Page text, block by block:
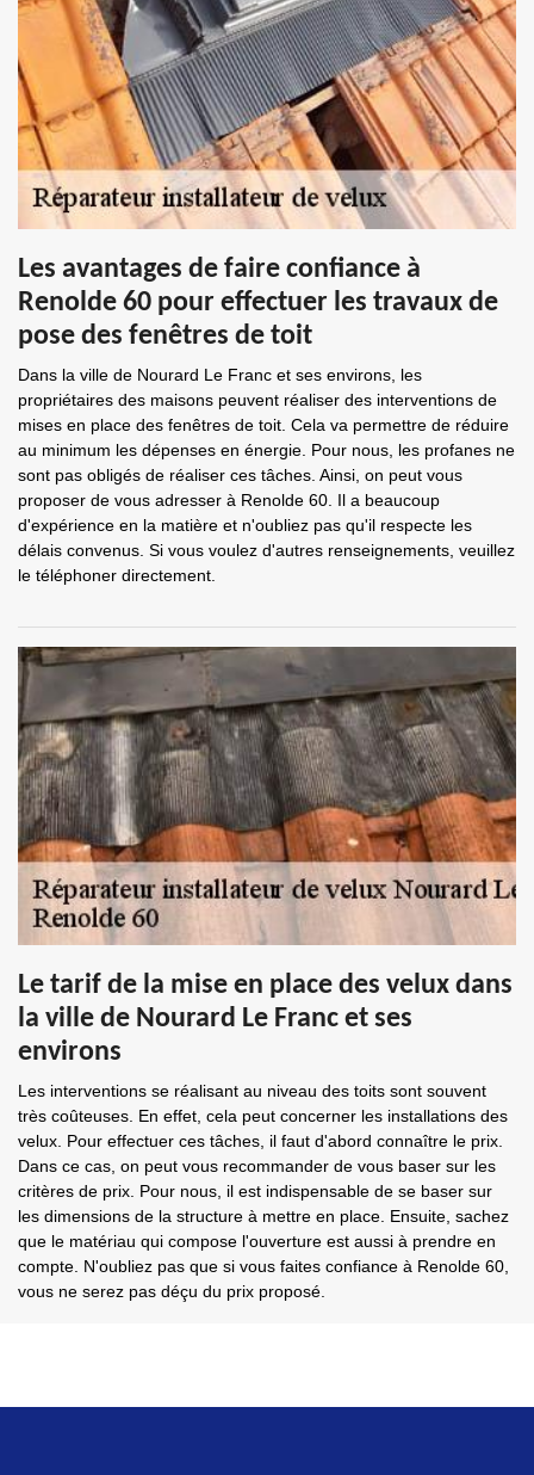
Les avantages de faire confiance à
Renolde 60 pour effectuer les travaux de
pose des fenêtres de toit
Dans la ville de Nourard Le Franc et ses environs, les
propriétaires des maisons peuvent réaliser des interventions de
mises en place des fenêtres de toit. Cela va permettre de réduire
au minimum les dépenses en énergie. Pour nous, les profanes ne
sont pas obligés de réaliser ces tâches. Ainsi, on peut vous
proposer de vous adresser à Renolde 60. Il a beaucoup
d'expérience en la matière et n'oubliez pas qu'il respecte les
délais convenus. Si vous voulez d'autres renseignements, veuillez
le téléphoner directement.
Le tarif de la mise en place des velux dans
la ville de Nourard Le Franc et ses
environs
Les interventions se réalisant au niveau des toits sont souvent
très coûteuses. En effet, cela peut concerner les installations des
velux. Pour effectuer ces tâches, il faut d'abord connaître le prix.
Dans ce cas, on peut vous recommander de vous baser sur les
critères de prix. Pour nous, il est indispensable de se baser sur
les dimensions de la structure à mettre en place. Ensuite, sachez
que le matériau qui compose l'ouverture est aussi à prendre en
compte. N'oubliez pas que si vous faites confiance à Renolde 60,
vous ne serez pas déçu du prix proposé.